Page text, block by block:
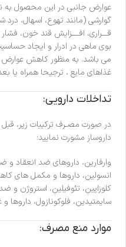
عوارض جانبی در این محصول
گوارشی (مانند تهوع، اسهال،
قـــراری، افــــزایش قند خون،
بوی ماهی در ادرار و ایجاد
می باشد. به منظور کاهش عوارض
غذاهای مایع ، ترجیحا همراه یا
تداخلات دارویی:
در صورت مصـرف ترکیبات زیر، قبل
داروساز مشورت نمایید:
وارفارین، داروهای ضد انعقاد و
انسولین، داروها و مکمل های
کلوزاپین، تئوفیلین، استروژن و
سایمتیدین، فلوکونازول،
موارد منع مصرف: